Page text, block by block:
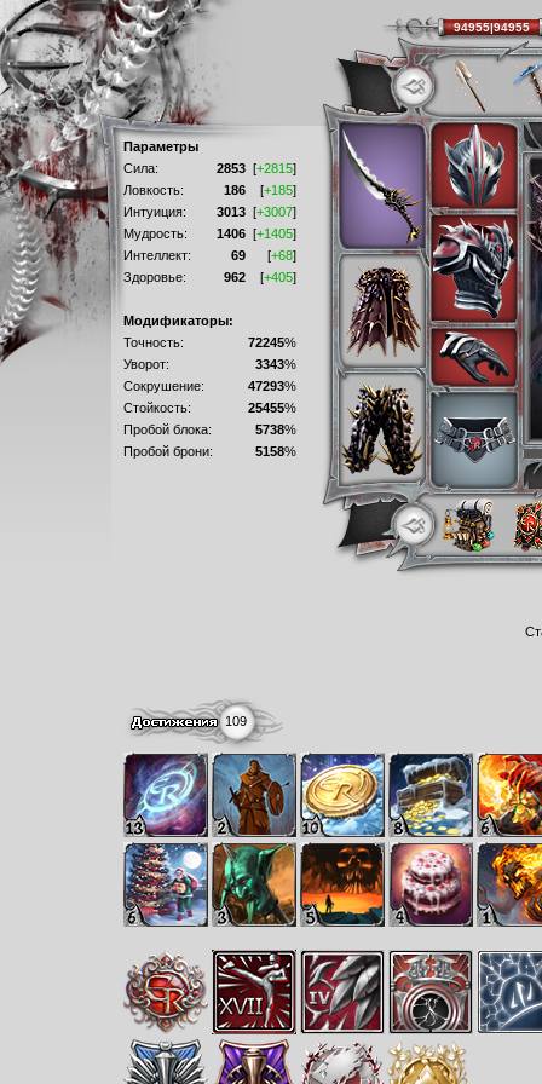
Параметры
Сила:
2853 [+2815]
Ловкость:
186 [+185]
Интуиция:
3013 [+3007]
Мудрость:
1406 [+1405]
Интеллект:
69 [+68]
Здоровье:
962 [+405]
Модификаторы:
Точность:
72245%
Уворот:
3343%
Сокрушение:
47293%
Стойкость:
25455%
Пробой блока:
5738%
Пробой брони:
5158%
109
94955|94955